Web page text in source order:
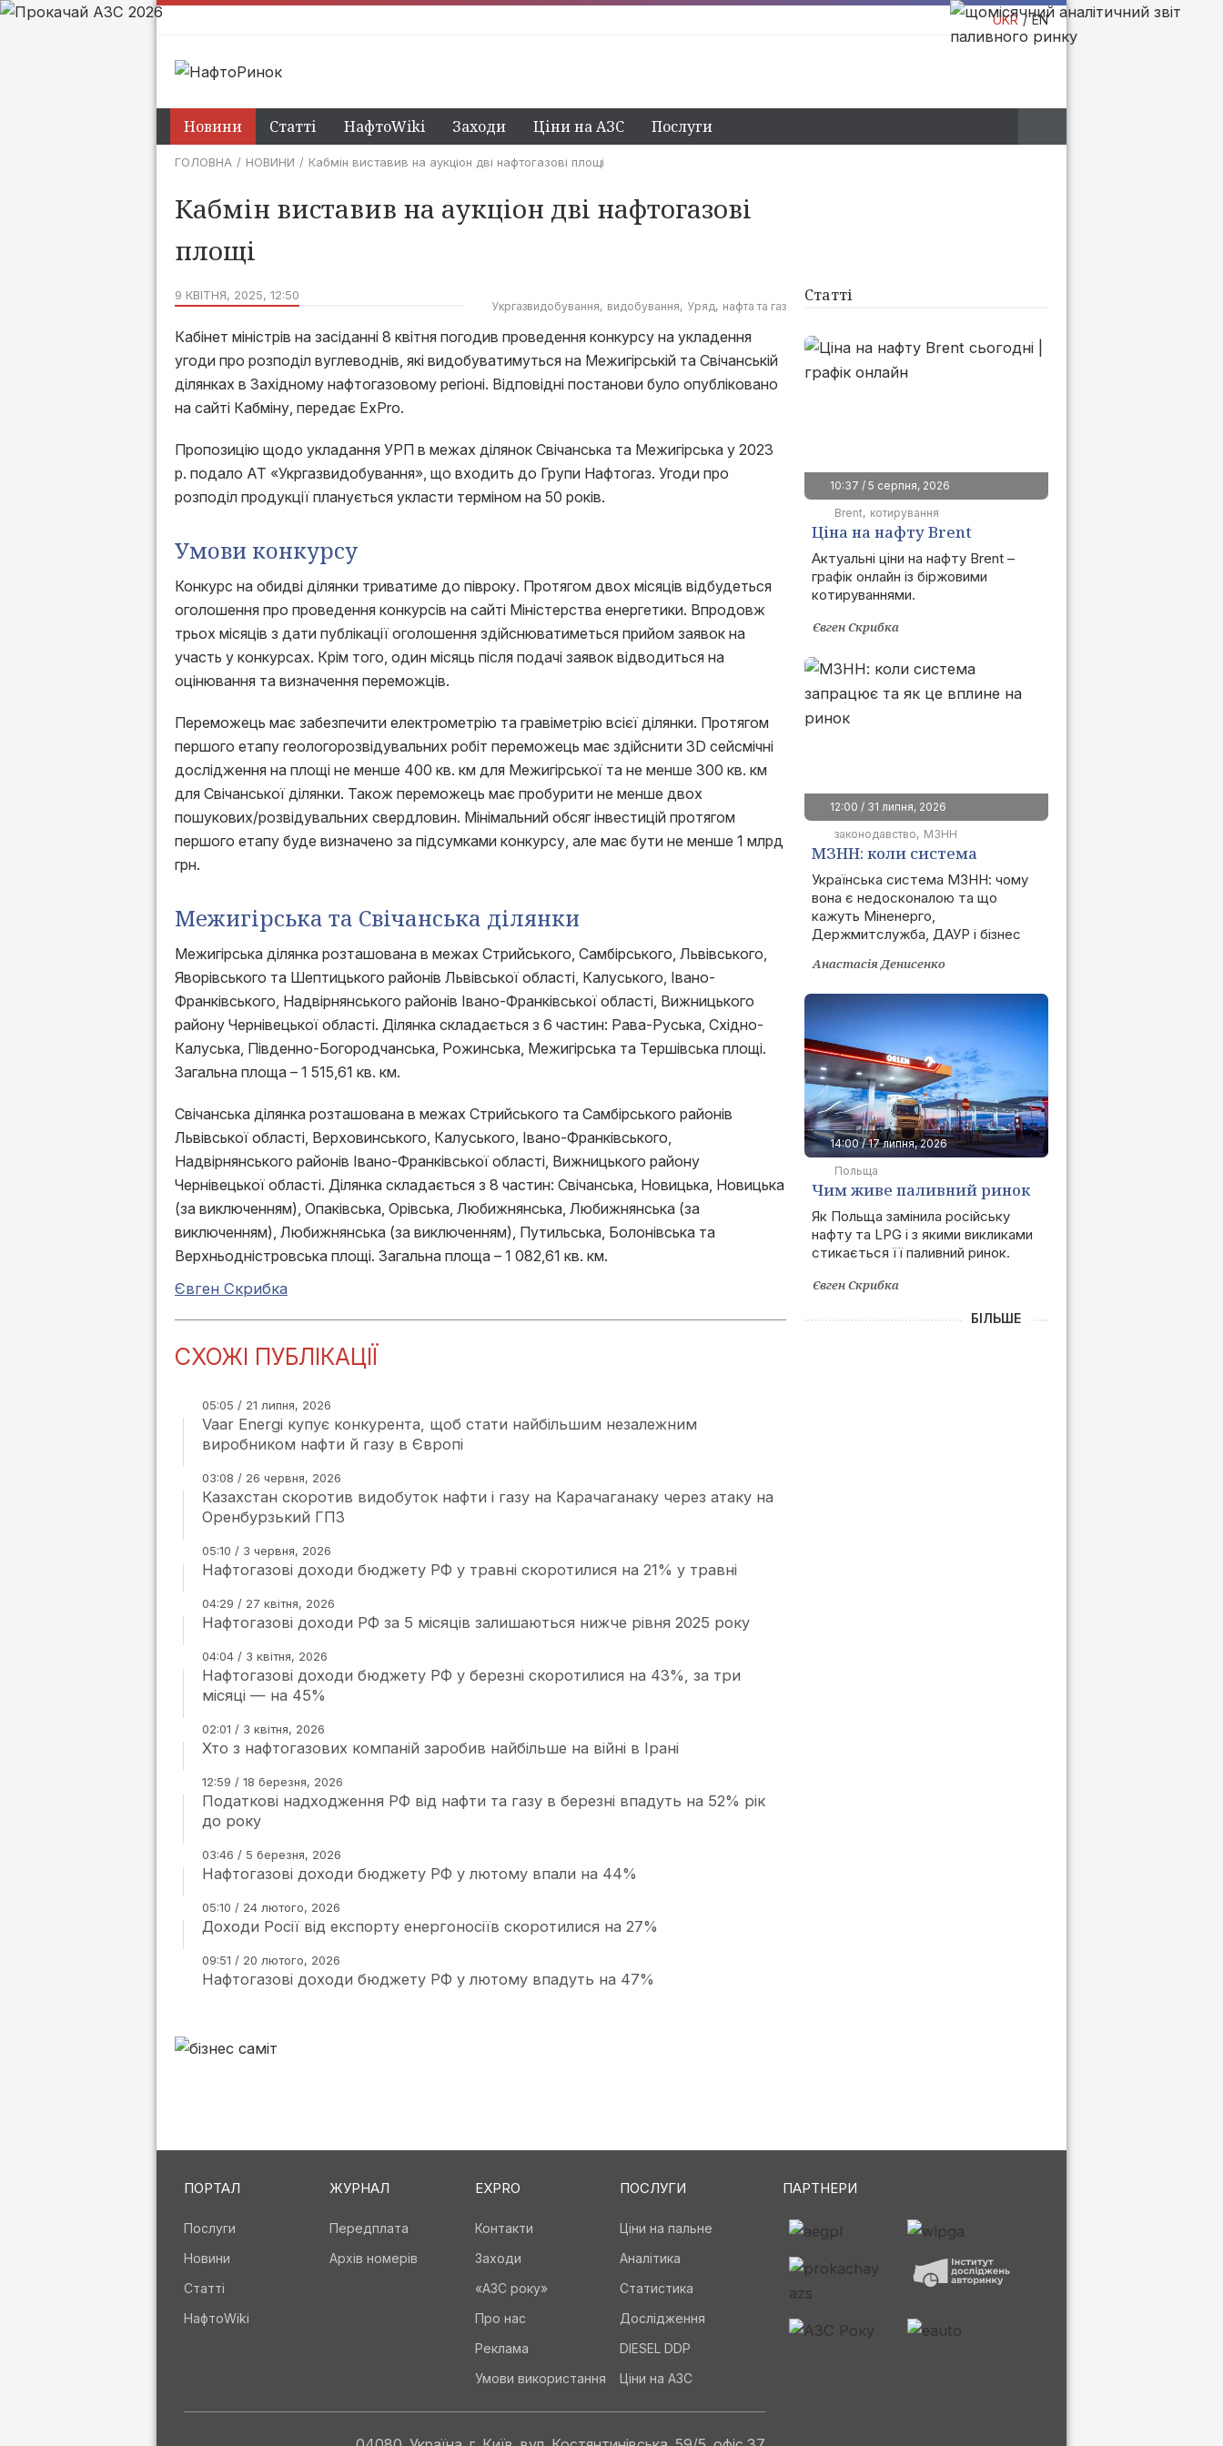
UKR EN
Новини Статті НафтоWiki Заходи Ціни на АЗС Послуги
ГОЛОВНА НОВИНИ Кабмін виставив на аукціон дві нафтогазові площі
Кабмін виставив на аукціон дві нафтогазові
площі
9 КВІТНЯ, 2025, 12:50
Укргазвидобування видобування Уряд нафта та газ
Кабінет міністрів на засіданні 8 квітня погодив проведення конкурсу на укладення
угоди про розподіл вуглеводнів, які видобуватимуться на Межигірській та Свічанській
ділянках в Західному нафтогазовому регіоні. Відповідні постанови було опубліковано
на сайті Кабміну, передає ExPro.
Пропозицію щодо укладання УРП в межах ділянок Свічанська та Межигірська у 2023
р. подало АТ «Укргазвидобування», що входить до Групи Нафтогаз. Угоди про
розподіл продукції планується укласти терміном на 50 років.
Умови конкурсу
Конкурс на обидві ділянки триватиме до півроку. Протягом двох місяців відбудеться
оголошення про проведення конкурсів на сайті Міністерства енергетики. Впродовж
трьох місяців з дати публікації оголошення здійснюватиметься прийом заявок на
участь у конкурсах. Крім того, один місяць після подачі заявок відводиться на
оцінювання та визначення переможців.
Переможець має забезпечити електрометрію та гравіметрію всієї ділянки. Протягом
першого етапу геологорозвідувальних робіт переможець має здійснити 3D сейсмічні
дослідження на площі не менше 400 кв. км для Межигірської та не менше 300 кв. км
для Свічанської ділянки. Також переможець має пробурити не менше двох
пошукових/розвідувальних свердловин. Мінімальний обсяг інвестицій протягом
першого етапу буде визначено за підсумками конкурсу, але має бути не менше 1 млрд
грн.
Межигірська та Свічанська ділянки
Межигірська ділянка розташована в межах Стрийського, Самбірського, Львівського,
Яворівського та Шептицького районів Львівської області, Калуського, Івано-
Франківського, Надвірнянського районів Івано-Франківської області, Вижницького
району Чернівецької області. Ділянка складається з 6 частин: Рава-Руська, Східно-
Калуська, Південно-Богородчанська, Рожинська, Межигірська та Тершівська площі.
Загальна площа – 1 515,61 кв. км.
Свічанська ділянка розташована в межах Стрийського та Самбірського районів
Львівської області, Верховинського, Калуського, Івано-Франківського,
Надвірнянського районів Івано-Франківської області, Вижницького району
Чернівецької області. Ділянка складається з 8 частин: Свічанська, Новицька, Новицька
(за виключенням), Опаківська, Орівська, Любижнянська, Любижнянська (за
виключенням), Любижнянська (за виключенням), Путильська, Болонівська та
Верхньодністровська площі. Загальна площа – 1 082,61 кв. км.
Євген Скрибка
СХОЖІ ПУБЛІКАЦІЇ
05:05 / 21 липня, 2026
Vaar Energi купує конкурента, щоб стати найбільшим незалежним
виробником нафти й газу в Європі
03:08 / 26 червня, 2026
Казахстан скоротив видобуток нафти і газу на Карачаганаку через атаку на
Оренбурзький ГПЗ
05:10 / 3 червня, 2026
Нафтогазові доходи бюджету РФ у травні скоротилися на 21% у травні
04:29 / 27 квітня, 2026
Нафтогазові доходи РФ за 5 місяців залишаються нижче рівня 2025 року
04:04 / 3 квітня, 2026
Нафтогазові доходи бюджету РФ у березні скоротилися на 43%, за три
місяці — на 45%
02:01 / 3 квітня, 2026
Хто з нафтогазових компаній заробив найбільше на війні в Ірані
12:59 / 18 березня, 2026
Податкові надходження РФ від нафти та газу в березні впадуть на 52% рік
до року
03:46 / 5 березня, 2026
Нафтогазові доходи бюджету РФ у лютому впали на 44%
05:10 / 24 лютого, 2026
Доходи Росії від експорту енергоносіїв скоротилися на 27%
09:51 / 20 лютого, 2026
Нафтогазові доходи бюджету РФ у лютому впадуть на 47%
Статті
10:37 / 5 серпня, 2026
Brent котирування
Ціна на нафту Brent
сьогодні | графік онлайн
Актуальні ціни на нафту Brent –
графік онлайн із біржовими
котируваннями.
Євген Скрибка
12:00 / 31 липня, 2026
законодавство
МЗНН
МЗНН: коли система
запрацює та як це вплине
на ринок
Українська система МЗНН: чому
вона є недосконалою та що
кажуть Міненерго,
Держмитслужба, ДАУР і бізнес
Анастасія Денисенко
14:00 / 17 липня, 2026
Польща
Чим живе паливний ринок
Польщі після позбавлення
залежності від РФ
Як Польща замінила російську
нафту та LPG і з якими викликами
стикається її паливний ринок.
Євген Скрибка
БІЛЬШЕ
ПОРТАЛ
Послуги
Новини
Статті
НафтоWiki
ЖУРНАЛ
Передплата
Архів номерів
EXPRO
Контакти
Заходи
«АЗС року»
Про нас
Реклама
Умови використання
ПОСЛУГИ
Ціни на пальне
Аналітика
Статистика
Дослідження
DIESEL DDP
Ціни на АЗС
ПАРТНЕРИ